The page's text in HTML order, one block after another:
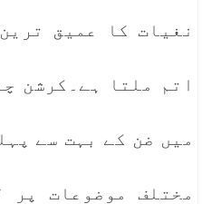
نغیات کا عمیق
اتم ملتا ہے۔کرشن
میں ضن کے بہت سے
مختلف موضوعات پر